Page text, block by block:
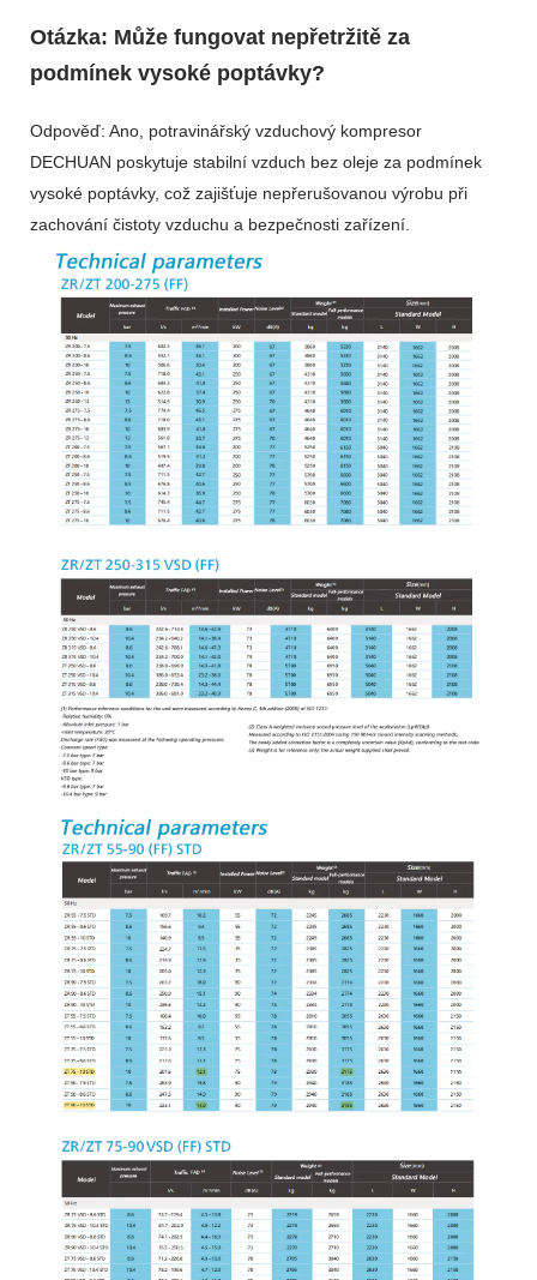
Otázka: Může fungovat nepřetržitě za
podmínek vysoké poptávky?
Odpověď: Ano, potravinářský vzduchový kompresor
DECHUAN poskytuje stabilní vzduch bez oleje za podmínek
vysoké poptávky, což zajišťuje nepřerušovanou výrobu při
zachování čistoty vzduchu a bezpečnosti zařízení.